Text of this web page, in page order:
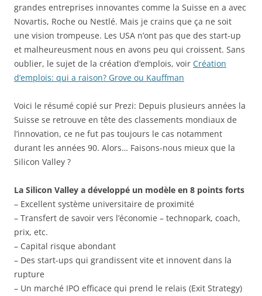
grandes entreprises innovantes comme la Suisse en a avec
Novartis, Roche ou Nestlé. Mais je crains que ça ne soit
une vision trompeuse. Les USA n’ont pas que des start-up
et malheureusment nous en avons peu qui croissent. Sans
oublier, le sujet de la création d’emplois, voir Création
d’emplois: qui a raison? Grove ou Kauffman
Voici le résumé copié sur Prezi: Depuis plusieurs années la
Suisse se retrouve en tête des classements mondiaux de
l’innovation, ce ne fut pas toujours le cas notamment
durant les années 90. Alors… Faisons-nous mieux que la
Silicon Valley ?
La Silicon Valley a développé un modèle en 8 points forts
– Excellent système universitaire de proximité
– Transfert de savoir vers l’économie – technopark, coach,
prix, etc.
– Capital risque abondant
– Des start-ups qui grandissent vite et innovent dans la
rupture
– Un marché IPO efficace qui prend le relais (Exit Strategy)